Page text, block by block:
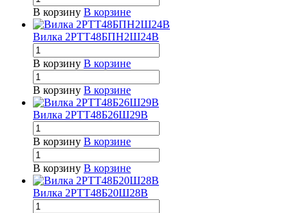
В корзину В корзине
Вилка 2РТТ48БПН2Ш24В
В корзину В корзине
В корзину В корзине
Вилка 2РТТ48Б26Ш29В
В корзину В корзине
В корзину В корзине
Вилка 2РТТ48Б20Ш28В